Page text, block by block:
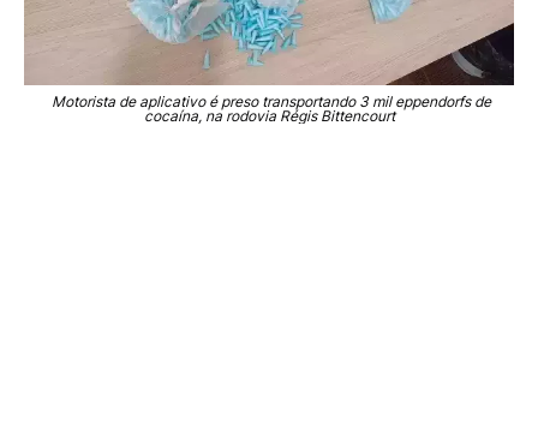
Motorista de aplicativo é preso transportando 3 mil eppendorfs de
cocaína, na rodovia Régis Bittencourt